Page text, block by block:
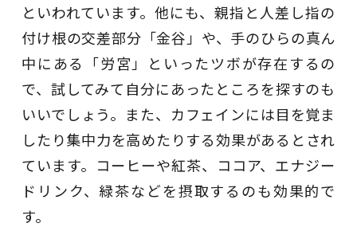
といわれています。他にも、親指と人差し指の
付け根の交差部分「金谷」や、手のひらの真ん
中にある「労宮」といったツボが存在するの
で、試してみて自分にあったところを探すのも
いいでしょう。また、カフェインには目を覚ま
したり集中力を高めたりする効果があるとされ
ています。コーヒーや紅茶、ココア、エナジー
ドリンク、緑茶などを摂取するのも効果的で
す。